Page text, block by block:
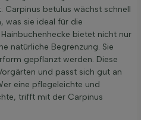
Carpinus betulus wächst schnell
was sie ideal für die
bietet nicht nur
natürliche Begrenzung. Sie
gepflanzt werden. Diese
und passt sich gut an
eine pflegeleichte und
trifft mit der Carpinus